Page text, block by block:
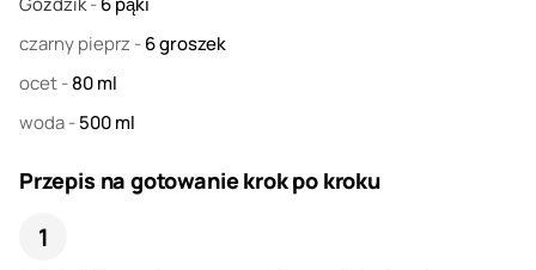
czarny pieprz -6groszek
ocet-80ml
woda-500ml
Przepis na gotowanie krok po kroku